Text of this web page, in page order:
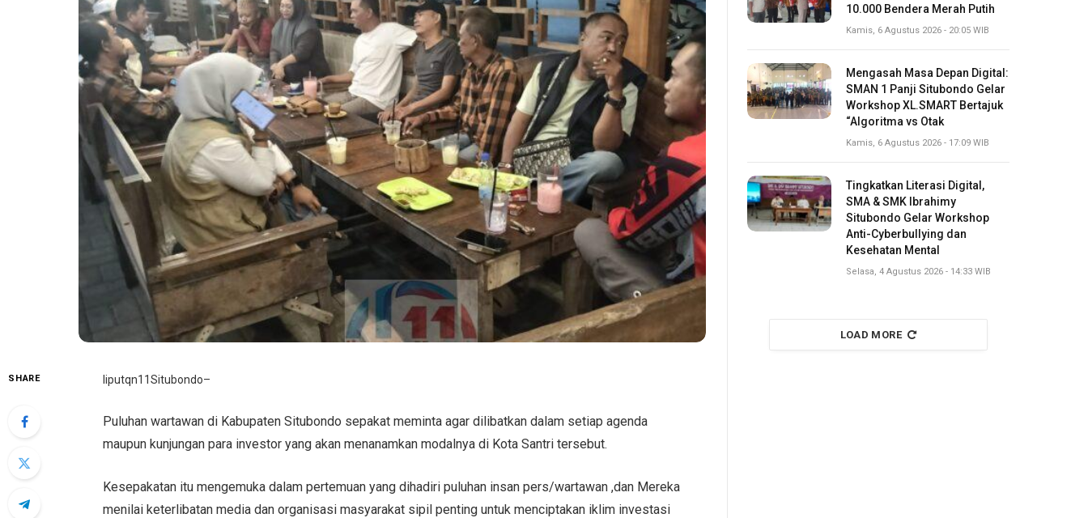
SHARE liputqn11Situbondo–
Puluhan wartawan di Kabupaten Situbondo sepakat meminta agar dilibatkan dalam setiap agenda
maupun kunjungan para investor yang akan menanamkan modalnya di Kota Santri tersebut.
Kesepakatan itu mengemuka dalam pertemuan yang dihadiri puluhan insan pers/wartawan ,dan Mereka
menilai keterlibatan media dan organisasi masyarakat sipil penting untuk menciptakan iklim investasi
10.000 Bendera Merah Putih
Kamis, 6 Agustus 2026 - 20:05 WIB
Mengasah Masa Depan Digital:
SMAN 1 Panji Situbondo Gelar
Workshop XL.SMART Bertajuk
“Algoritma vs Otak
Kamis, 6 Agustus 2026 - 17:09 WIB
Tingkatkan Literasi Digital,
SMA & SMK Ibrahimy
Situbondo Gelar Workshop
Anti-Cyberbullying dan
Kesehatan Mental
Selasa, 4 Agustus 2026 - 14:33 WIB
LOAD MORE